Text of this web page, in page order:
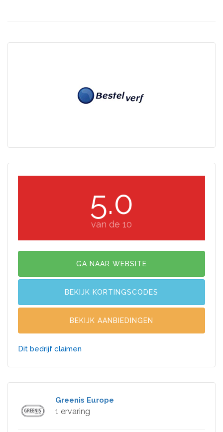
5.0
van de 10
GA NAAR WEBSITE
BEKIJK KORTINGSCODES
BEKIJK AANBIEDINGEN
Dit bedrijf claimen
Greenis Europe
1 ervaring